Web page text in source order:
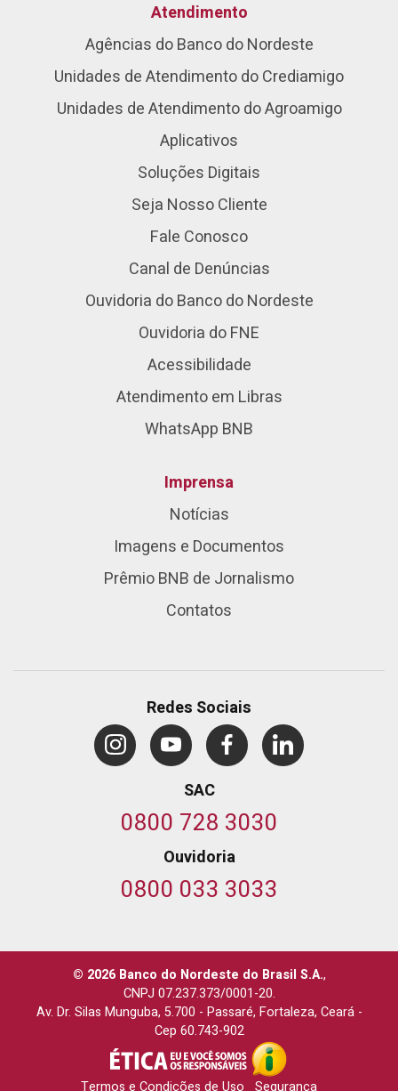
Atendimento
Agências do Banco do Nordeste
Unidades de Atendimento do Crediamigo
Unidades de Atendimento do Agroamigo
Aplicativos
Soluções Digitais
Seja Nosso Cliente
Fale Conosco
Canal de Denúncias
Ouvidoria do Banco do Nordeste
Ouvidoria do FNE
Acessibilidade
Atendimento em Libras
WhatsApp BNB
Imprensa
Notícias
Imagens e Documentos
Prêmio BNB de Jornalismo
Contatos
Redes Sociais
SAC
0800 728 3030
Ouvidoria
0800 033 3033
© 2026 Banco do Nordeste do Brasil S.A.,
CNPJ 07.237.373/0001-20.
Av. Dr. Silas Munguba, 5.700 - Passaré, Fortaleza, Ceará-
Cep 60.743-902
Termos e Condições de Uso Segurança